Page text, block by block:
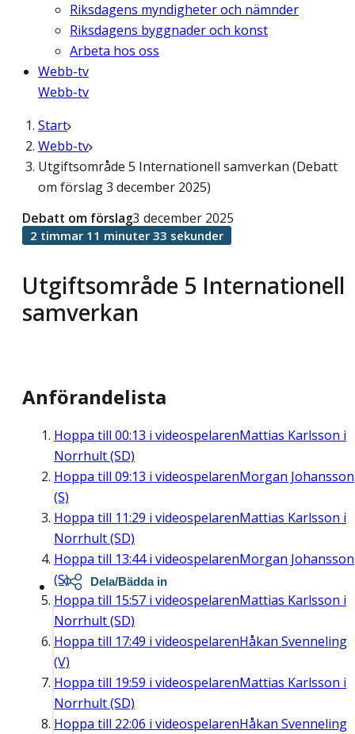
Riksdagens myndigheter och nämnder
Riksdagens byggnader och konst
Arbeta hos oss
Webb-tv
Webb-tv
Start
Webb-tv
Utgiftsområde 5 Internationell samverkan (Debatt
om förslag 3 december 2025)
Utgiftsområde 5 Internationell
samverkan
Debatt om förslag3 december 2025
2 timmar 11 minuter 33 sekunder
Anförandelista
Hoppa till 00:13 i videospelarenMattias Karlsson i
Norrhult (SD)
Hoppa till 09:13 i videospelarenMorgan Johansson
(S)
Hoppa till 11:29 i videospelarenMattias Karlsson i
Norrhult (SD)
Hoppa till 13:44i videospelarenMorgan Johansson
(S)
Hoppa till 15:57 i videospelarenMattias Karlsson i
Norrhult (SD)
Hoppa till 17:49 i videospelarenHåkan Svenneling
(V)
Hoppa till 19:59 i videospelarenMattias Karlsson i
Norrhult (SD)
Hoppa till 22:06 i videospelarenHåkan Svenneling
Dela/Bädda in